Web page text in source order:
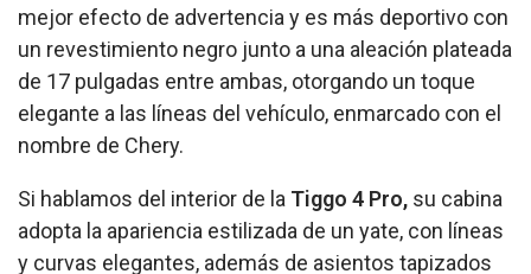
mejor efecto de advertencia y es más deportivo con
un revestimiento negro junto a una aleación plateada
de 17 pulgadas entre ambas, otorgando un toque
elegante a las líneas del vehículo, enmarcado con el
nombre de Chery.
Si hablamos del interior de la Tiggo 4 Pro, su cabina
adopta la apariencia estilizada de un yate, con líneas
y curvas elegantes, además de asientos tapizados